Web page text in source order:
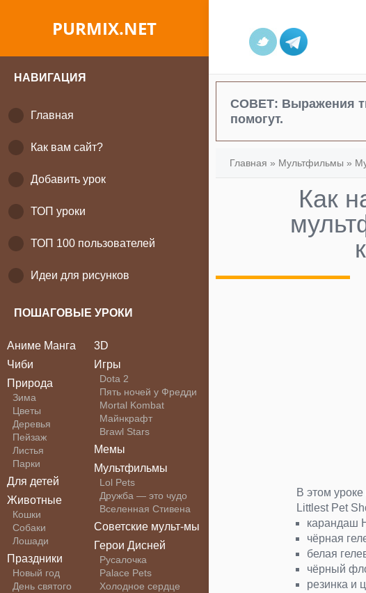
PURMIX.NET
НАВИГАЦИЯ
Главная
Как вам сайт?
Добавить урок
ТОП уроки
ТОП 100 пользователей
Идеи для рисунков
ПОШАГОВЫЕ УРОКИ
Аниме Манга
Чиби
Природа
Зима
Цветы
Деревья
Пейзаж
Листья
Парки
Для детей
Животные
Кошки
Собаки
Лошади
Праздники
Новый год
День святого
3D
Игры
Dota 2
Пять ночей у Фредди
Mortal Kombat
Майнкрафт
Brawl Stars
Мемы
Мультфильмы
Lol Pets
Дружба — это чудо
Вселенная Стивена
Советские мульт-мы
Герои Дисней
Русалочка
Palace Pets
Холодное сердце
СОВЕТ: Выражения
помогут.
Главная » Мультфильмы »
Как
В этом
Littlest Pet
карандаш
чёрная
белая
чёрный
резинка и